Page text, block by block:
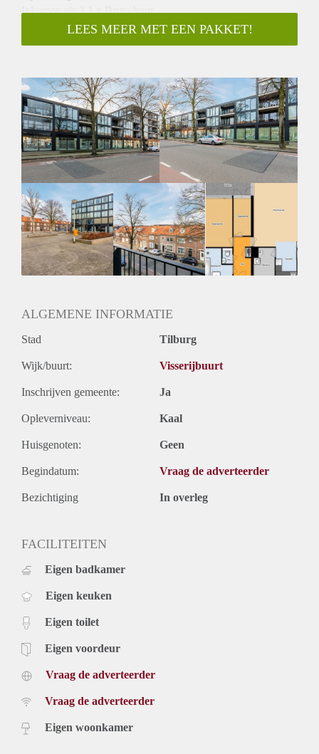
Inkomen eis:3,1 x Bruto huur
Garantiestelling mogelijk: Ja
Borg: 1 Maand
Huisdieren toegestaan: Afhankelijk van de Eigenaar
Huurtoeslag grens: Nee
Geschikt voor studenten: Afhankelijk van de Eigenaar
LEES MEER MET EEN PAKKET!
ALGEMENE INFORMATIE
Stad Tilburg
Wijk/buurt: Visserijbuurt
Inschrijven gemeente: Ja
Opleverniveau: Kaal
Huisgenoten: Geen
Begindatum: Vraag de adverteerder
Bezichtiging In overleg
FACILITEITEN
Eigen badkamer
Eigen keuken
Eigen toilet
Eigen voordeur
Vraag de adverteerder
Vraag de adverteerder
Eigen woonkamer